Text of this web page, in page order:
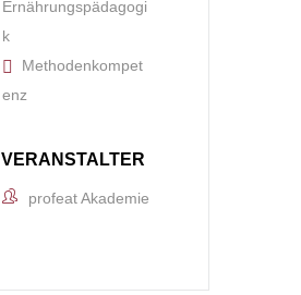
Ernährungspädagogi
k
Methodenkompet
enz
VERANSTALTER
profeat Akademie